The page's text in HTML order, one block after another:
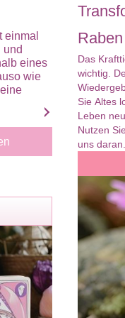
einmal
und
eines
wie
Ich bin
beschrieben,
hätte wissen
präzise, klar
Besonders
wie treffend
wirkte
Gespräch
Zuversicht
gegeben.
Eileen. Ich
und werde
an dich
Raben
Das
wichtig.
Sie Altes
Leben
Nutzen
uns